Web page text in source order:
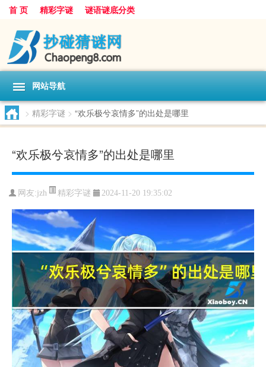
首 页 精彩字谜 谜语谜底分类
网站导航
> 精彩字谜 > “欢乐极兮哀情多”的出处是哪里
“欢乐极兮哀情多”的出处是哪里
网友:jzh 精彩字谜 2024-11-20 19:35:02